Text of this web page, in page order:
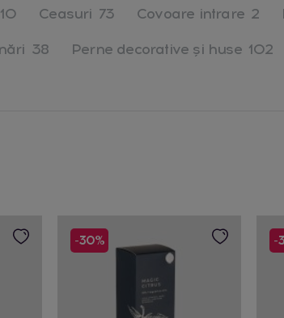
10 Ceasuri 73 Covoare intrare 2
38 Perne decorative și huse 102
-30% -